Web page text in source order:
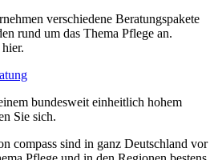
verschiedene Beratungspakete
rund um das Thema Pflege an.
bundesweit einheitlich hohem
Sie sich.
compass sind in ganz Deutschland vor